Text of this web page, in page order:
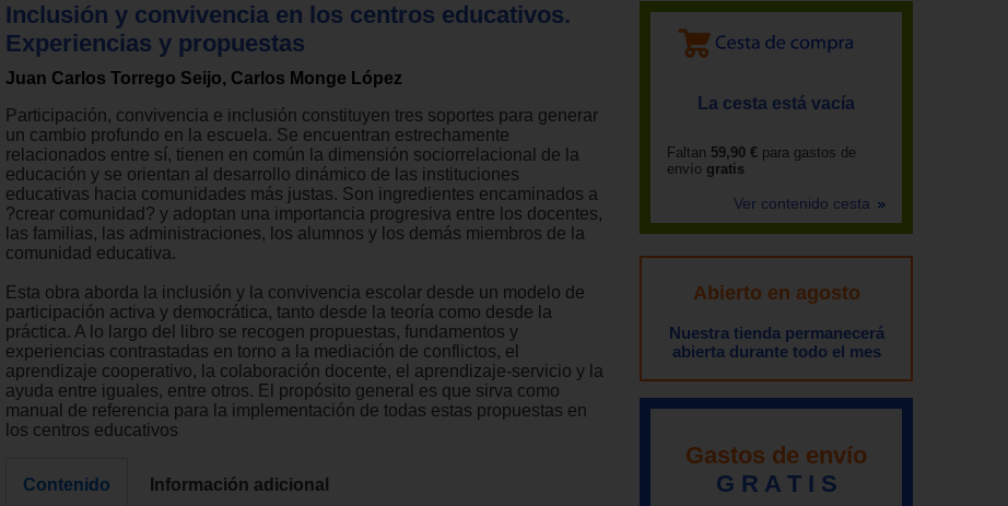
Inclusión y convivencia en los centros educativos.
Experiencias y propuestas
Juan Carlos Torrego Seijo, Carlos Monge López
Participación, convivencia e inclusión constituyen tres soportes para generar
un cambio profundo en la escuela. Se encuentran estrechamente
relacionados entre sí, tienen en común la dimensión sociorrelacional de la
educación y se orientan al desarrollo dinámico de las instituciones
educativas hacia comunidades más justas. Son ingredientes encaminados a
?crear comunidad? y adoptan una importancia progresiva entre los docentes,
las familias, las administraciones, los alumnos y los demás miembros de la
comunidad educativa.
Esta obra aborda la inclusión y la convivencia escolar desde un modelo de
participación activa y democrática, tanto desde la teoría como desde la
práctica. A lo largo del libro se recogen propuestas, fundamentos y
experiencias contrastadas en torno a la mediación de conflictos, el
aprendizaje cooperativo, la colaboración docente, el aprendizaje-servicio y la
ayuda entre iguales, entre otros. El propósito general es que sirva como
manual de referencia para la implementación de todas estas propuestas en
los centros educativos
Contenido Información adicional
La cesta está vacía
Faltan 59,90 € para gastos de
envío gratis
Ver contenido cesta
Abierto en agosto
Nuestra tienda permanecerá
abierta durante todo el mes
Gastos de envío
G R A T I S